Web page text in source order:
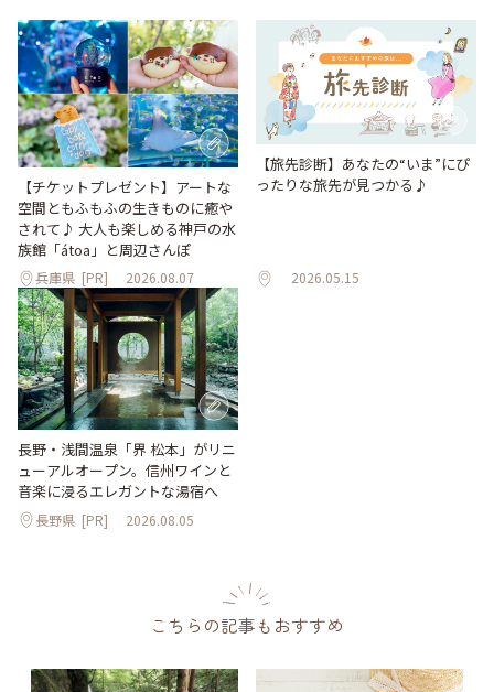
【チケットプレゼント】アートな
空間ともふもふの生きものに癒や
されて♪ 大人も楽しめる神戸の水
族館「átoa」と周辺さんぽ
兵庫県 [PR] 2026.08.07
【旅先診断】あなたの“いま”にぴ
ったりな旅先が見つかる♪
2026.05.15
長野・浅間温泉「界 松本」がリニ
ューアルオープン。信州ワインと
音楽に浸るエレガントな湯宿へ
長野県 [PR] 2026.08.05
こちらの記事もおすすめ